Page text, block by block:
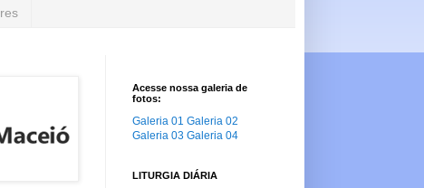
Acesse nossa galeria de
fotos:
Galeria 01 Galeria 02
Galeria 03 Galeria 04
LITURGIA DIÁRIA